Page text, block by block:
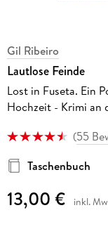
Gil Ribeiro
Lautlose Feinde
Lost in Fuseta. Ein
Hochzeit - Krimi an
(55
Taschenbuch
13,00 € inkl.